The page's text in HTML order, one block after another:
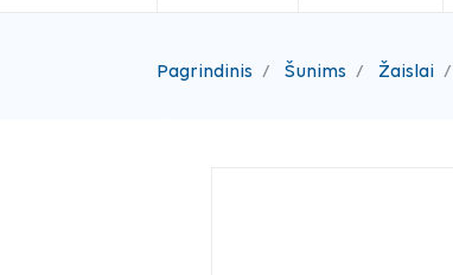
Pagrindinis Šunims Žaislai